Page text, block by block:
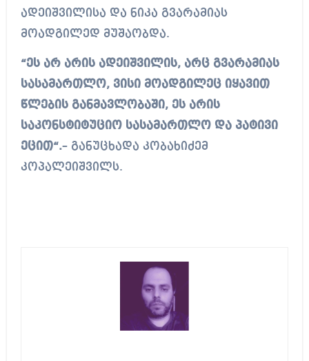
ადეიშვილისა და ნიკა გვარამიას
მოადგილედ მუშაობდა.
“ეს არ არის ადეიშვილის, არც გვარამიას
სასამართლო, ვისი მოადგილეც იყავით
წლების განმავლობაში, ეს არის
საკონსტიტუციო სასამართლო და პატივი
ეცით“.– განუცხადა კობახიძემ
კოპალეიშვილს.